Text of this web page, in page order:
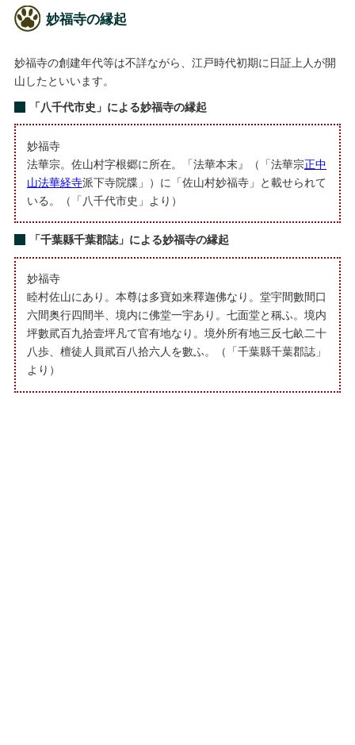
妙福寺の縁起
妙福寺の創建年代等は不詳ながら、江戸時代初期に日証上人が開
山したといいます。
「八千代市史」による妙福寺の縁起
妙福寺
法華宗。佐山村字根郷に所在。「法華本末』（「法華宗正中
山法華経寺派下寺院牒」）に「佐山村妙福寺」と載せられて
いる。（「八千代市史」より）
「千葉縣千葉郡誌」による妙福寺の縁起
妙福寺
睦村佐山にあり。本尊は多寶如来釋迦佛なり。堂宇間數間口
六間奥行四間半、境内に佛堂一宇あり。七面堂と稱ふ。境内
坪數貮百九拾壹坪凡て官有地なり。境外所有地三反七畝二十
八歩、檀徒人員貮百八拾六人を數ふ。（「千葉縣千葉郡誌」
より）